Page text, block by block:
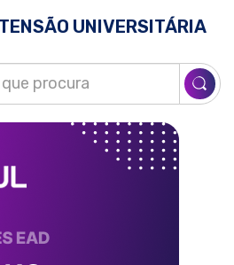
UNIVERSITÁRIA